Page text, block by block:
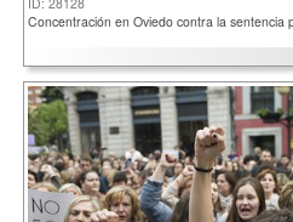
Concentración en Oviedo contra la sentencia